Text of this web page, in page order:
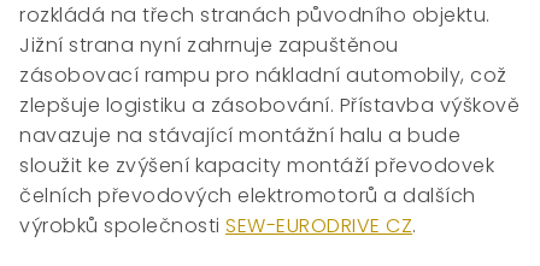
rozkládá na třech stranách původního objektu.
Jižní strana nyní zahrnuje zapuštěnou
zásobovací rampu pro nákladní automobily, což
zlepšuje logistiku a zásobování. Přístavba výškově
navazuje na stávající montážní halu a bude
sloužit ke zvýšení kapacity montáží převodovek
čelních převodových elektromotorů a dalších
výrobků společnosti SEW-EURODRIVE CZ.